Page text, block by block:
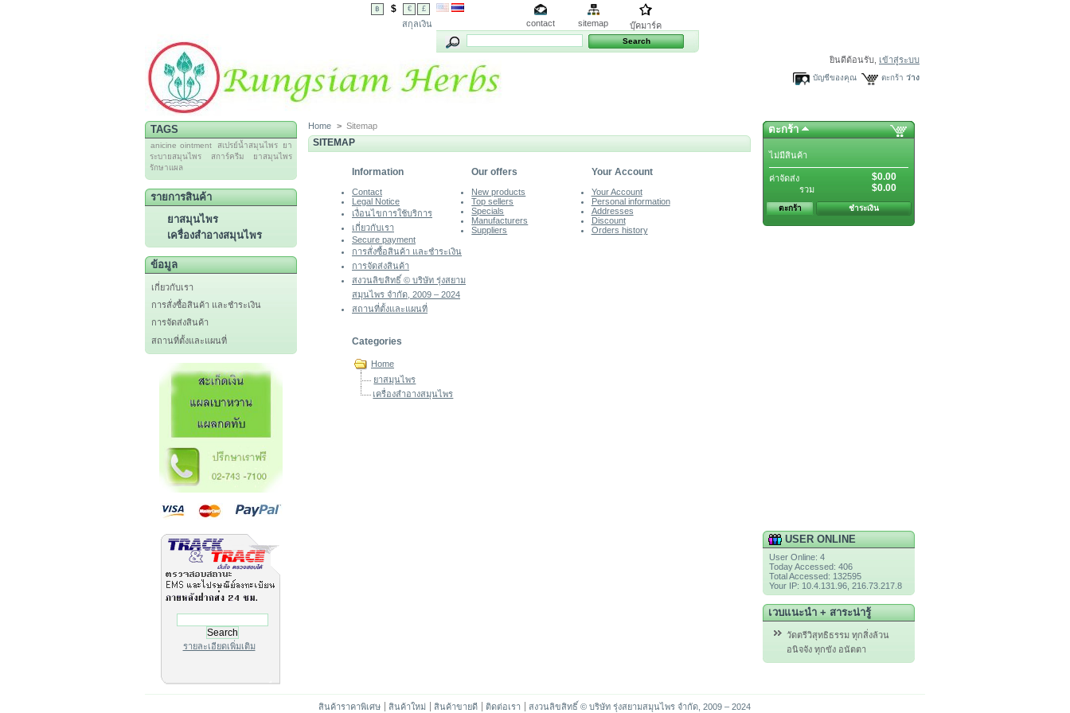
฿ $ € £
สกุลเงิน contact sitemap บุ๊คมาร์ค
ยินดีต้อนรับ, เข้าสู่ระบบ
ตะกร้า ว่าง
บัญชีของคุณ
TAGS
anicine ointment สเปรย์น้ำสมุนไพร
ยา
ระบายสมุนไพร
สการ์ครีม
ยาสมุนไพร
รักษาแผล
รายการสินค้า
ยาสมุนไพร
เครื่องสำอางสมุนไพร
ข้อมูล
เกี่ยวกับเรา
การสั่งซื้อสินค้า และชำระเงิน
การจัดส่งสินค้า
สถานที่ตั้งและแผนที่
รายละเอียดเพิ่มเติม
Home > Sitemap
SITEMAP
Information
Contact
Legal Notice
เงื่อนไขการใช้บริการ
เกี่ยวกับเรา
Secure payment
การสั่งซื้อสินค้า และชำระเงิน
การจัดส่งสินค้า
สงวนลิขสิทธิ์ © บริษัท รุ่งสยาม
สมุนไพร จำกัด, 2009 – 2024
สถานที่ตั้งและแผนที่
Our offers
New products
Top sellers
Specials
Manufacturers
Suppliers
Your Account
Your Account
Personal information
Addresses
Discount
Orders history
Categories
Home
ยาสมุนไพร
เครื่องสำอางสมุนไพร
ตะกร้า
ไม่มีสินค้า
ค่าจัดส่ง $0.00
รวม $0.00
ตะกร้า ชำระเงิน
USER ONLINE
User Online: 4
Today Accessed: 406
Total Accessed: 132595
Your IP: 10.4.131.96, 216.73.217.8
เวบแนะนำ + สาระน่ารู้
วัดตรีวิสุทธิธรรม ทุกสิ่งล้วน
อนิจจัง ทุกขัง อนัตตา
สินค้าราคาพิเศษ สินค้าใหม่ สินค้าขายดี ติดต่อเรา สงวนลิขสิทธิ์ © บริษัท รุ่งสยามสมุนไพร จำกัด, 2009 – 2024